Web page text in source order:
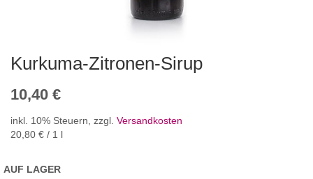
Kurkuma-Zitronen-Sirup
10,40 €
inkl. 10% Steuern, zzgl. Versandkosten
20,80 € / 1 l
AUF LAGER